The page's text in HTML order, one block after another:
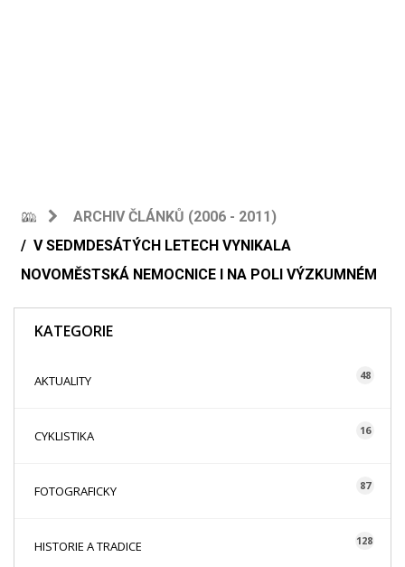
ARCHIV ČLÁNKŮ (2006 - 2011)
V SEDMDESÁTÝCH LETECH VYNIKALA
NOVOMĚSTSKÁ NEMOCNICE I NA POLI VÝZKUMNÉM
KATEGORIE
AKTUALITY 48
CYKLISTIKA 16
FOTOGRAFICKY 87
HISTORIE A TRADICE 128